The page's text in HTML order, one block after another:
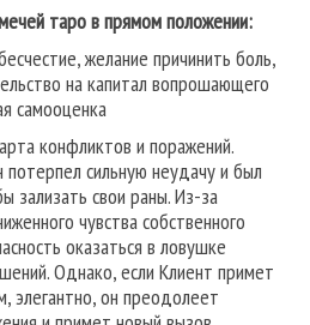
таро в прямом положении:
желание причинить боль,
на капитал вопрошающего
самооценка
конфликтов и поражений.
потерпел сильную неудачу и был
зализать свои раны. Из-за
чувства собственного
оказаться в ловушке
Однако, если Клиент примет
элегантно, он преодолеет